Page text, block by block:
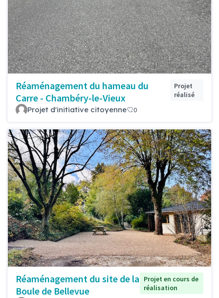
Réaménagement du hameau du
Carre - Chambéry-le-Vieux
Projet
réalisé
Projet d'initiative citoyenne 0
Réaménagement du site de la
Boule de Bellevue
Projet en cours de
réalisation